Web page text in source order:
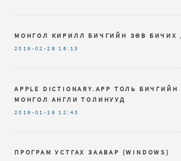
МОНГОЛ КИРИЛЛ БИЧГИЙН ЗѲВ БИЧИХ
2019-02-28 18:13
APPLE DICTIONARY.APP ТОЛЬ
МОНГОЛ АНГЛИ ТОЛИНУУД
2019-01-16 12:43
ПРОГРАМ УСТГАХ ЗААВАР (WINDOWS)